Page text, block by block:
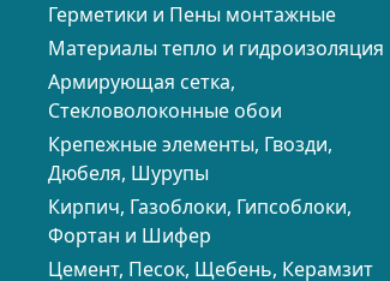
Герметики и Пены монтажные
Материалы тепло и гидроизоляция
Армирующая сетка,
Стекловолоконные обои
Крепежные элементы, Гвозди,
Дюбеля, Шурупы
Кирпич, Газоблоки, Гипсоблоки,
Фортан и Шифер
Цемент, Песок, Щебень, Керамзит